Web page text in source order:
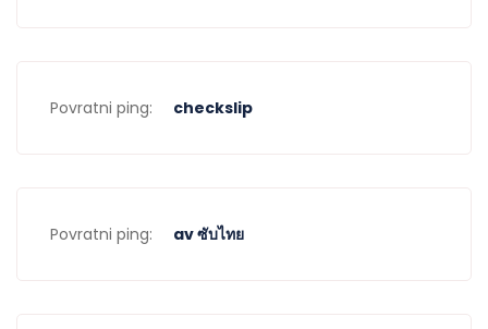
Povratni ping: checkslip
Povratni ping: av ซับไทย